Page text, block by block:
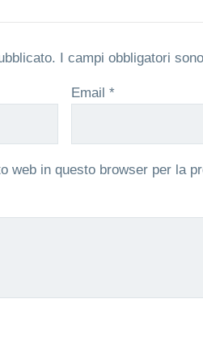
I campi obbligatori
Email*
web in questo browser per la